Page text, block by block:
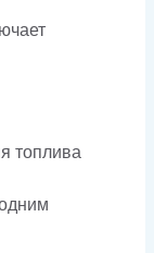
топлива